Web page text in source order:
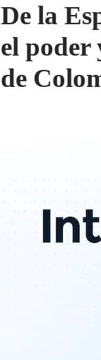
De la
el poder
de